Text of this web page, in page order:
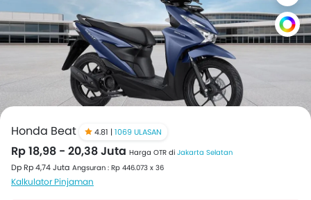
Honda Beat 4.81 | 1069 ULASAN
Rp 18,98 - 20,38 Juta Harga OTR di Jakarta Selatan
Dp Rp 4,74 Juta Angsuran : Rp 446.073 x 36
Kalkulator Pinjaman